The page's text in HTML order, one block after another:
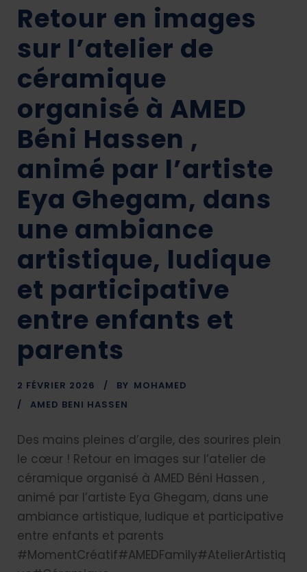
Retour en images
sur l’atelier de
céramique
organisé à AMED
Béni Hassen ,
animé par l’artiste
Eya Ghegam, dans
une ambiance
artistique, ludique
et participative
entre enfants et
parents
2 FÉVRIER 2026 BY MOHAMED
AMED BENI HASSEN
Des mains pleines d’argile, des sourires plein
le cœur ! Retour en images sur l’atelier de
céramique organisé à AMED Béni Hassen ,
animé par l’artiste Eya Ghegam, dans une
ambiance artistique, ludique et participative
entre enfants et parents
#MomentCréatif#AMEDFamily#AtelierArtistiq